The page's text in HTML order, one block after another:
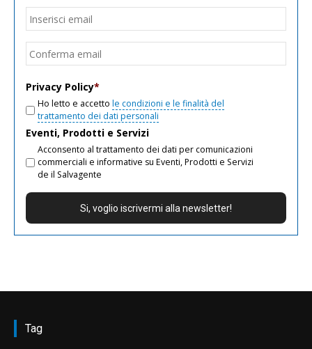
Email
Privacy Policy*
Ho letto e accetto le condizioni e le finalità del
trattamento dei dati personali
Eventi, Prodotti e Servizi
Acconsento al trattamento dei dati per comunicazioni
commerciali e informative su Eventi, Prodotti e Servizi
de il Salvagente
Tag